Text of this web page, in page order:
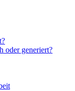
oder generiert?